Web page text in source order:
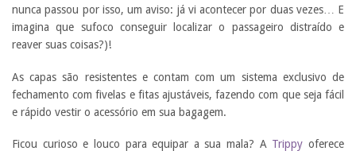
nunca passou por isso, um aviso: já vi acontecer por duas vezes… E
imagina que sufoco conseguir localizar o passageiro distraído e
reaver suas coisas?)!
As capas são resistentes e contam com um sistema exclusivo de
fechamento com fivelas e fitas ajustáveis, fazendo com que seja fácil
e rápido vestir o acessório em sua bagagem.
Ficou curioso e louco para equipar a sua mala? A Trippy oferece